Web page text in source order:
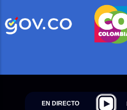
EN DIRECTO